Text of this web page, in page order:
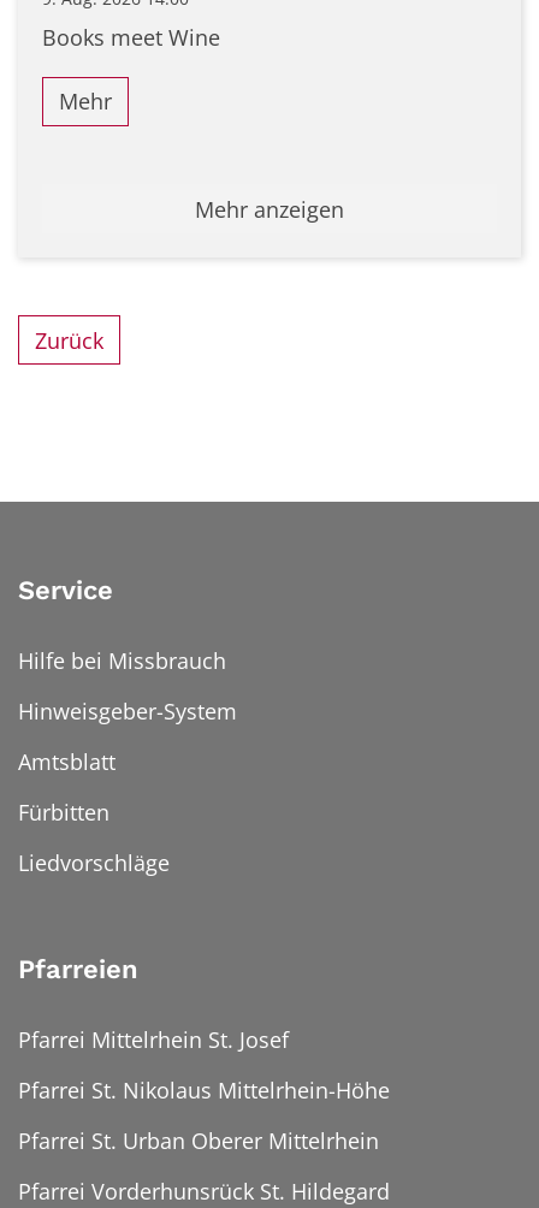
Books meet Wine
Mehr
Mehr anzeigen
Zurück
Service
Hilfe bei Missbrauch
Hinweisgeber-System
Amtsblatt
Fürbitten
Liedvorschläge
Pfarreien
Pfarrei Mittelrhein St. Josef
Pfarrei St. Nikolaus Mittelrhein-Höhe
Pfarrei St. Urban Oberer Mittelrhein
Pfarrei Vorderhunsrück St. Hildegard